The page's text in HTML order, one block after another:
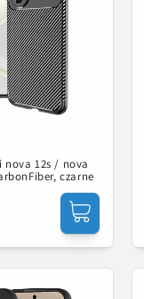
nova 12s / nova
czarne